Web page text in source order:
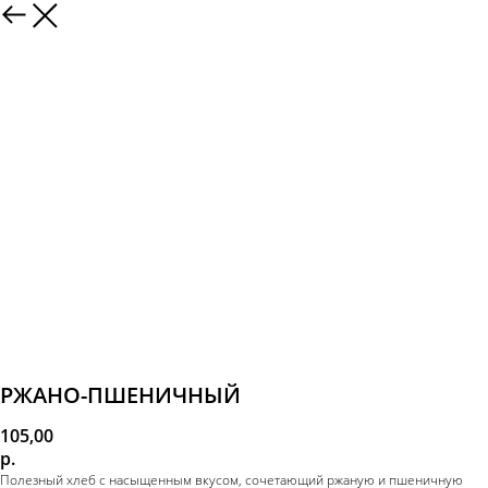
РЖАНО-ПШЕНИЧНЫЙ
105,00
р.
Полезный хлеб с насыщенным вкусом, сочетающий ржаную и пшеничную